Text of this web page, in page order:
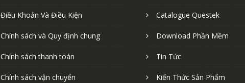
Điều Khoản Và Điều Kiện
Chính sách và Quy định chung
Chính sách thanh toán
Chính sách vận chuyển
Catalogue Questek
Download Phần Mềm
Tin Tức
Kiến Thức Sản Phẩm